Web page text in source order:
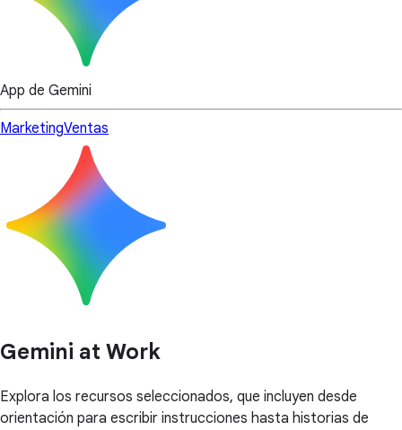
App de Gemini
MarketingVentas
Gemini at Work
Explora los recursos seleccionados, que incluyen desde
orientación para escribir instrucciones hasta historias de